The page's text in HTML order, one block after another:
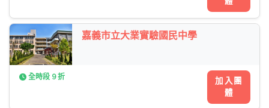
嘉義市立大業實驗國民中學
全時段 9 折
加入團
體